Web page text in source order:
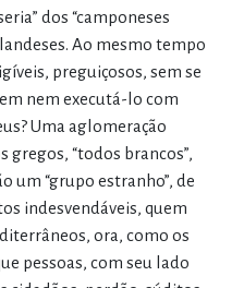
dos “camponeses
Ao mesmo tempo
preguiçosos, sem se
nem executá-lo com
Uma aglomeração
gregos, “todos brancos”,
um “grupo estranho”, de
indesvendáveis, quem
ora, como os
pessoas, com seu lado